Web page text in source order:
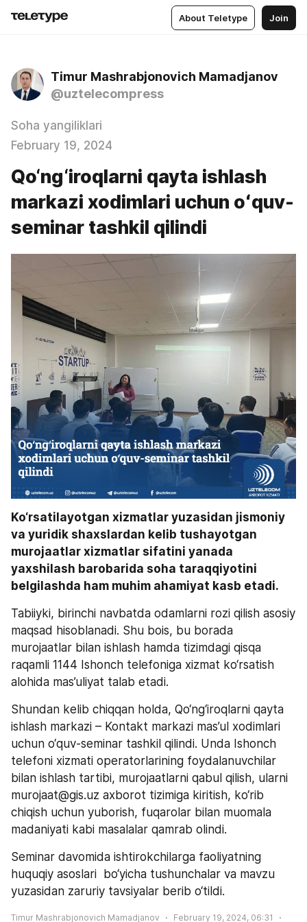
About Teletype Join
Timur Mashrabjonovich Mamadjanov
@uztelecompress
Soha yangiliklari
February 19, 2024
Qo‘ng‘iroqlarni qayta ishlash
markazi xodimlari uchun oʻquv-
seminar tashkil qilindi
Ko‘rsatilayotgan xizmatlar yuzasidan jismoniy
va yuridik shaxslardan kelib tushayotgan
murojaatlar xizmatlar sifatini yanada
yaxshilash barobarida soha taraqqiyotini
belgilashda ham muhim ahamiyat kasb etadi.
Tabiiyki, birinchi navbatda odamlarni rozi qilish asosiy
maqsad hisoblanadi. Shu bois, bu borada
murojaatlar bilan ishlash hamda tizimdagi qisqa
raqamli 1144 Ishonch telefoniga xizmat ko‘rsatish
alohida mas’uliyat talab etadi.
Shundan kelib chiqqan holda, Qo‘ng‘iroqlarni qayta
ishlash markazi – Kontakt markazi mas’ul xodimlari
uchun o‘quv-seminar tashkil qilindi. Unda Ishonch
telefoni xizmati operatorlarining foydalanuvchilar
bilan ishlash tartibi, murojaatlarni qabul qilish, ularni
murojaat@gis.uz axborot tizimiga kiritish, ko‘rib
chiqish uchun yuborish, fuqarolar bilan muomala
madaniyati kabi masalalar qamrab olindi.
Seminar davomida ishtirokchilarga faoliyatning
huquqiy asoslari  bo‘yicha tushunchalar va mavzu
yuzasidan zaruriy tavsiyalar berib o‘tildi.
Timur Mashrabjonovich Mamadjanov February 19, 2024, 06:31